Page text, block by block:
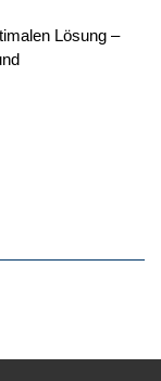
Lösung –